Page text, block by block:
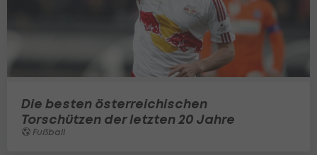
Die besten österreichischen
Torschützen der letzten 20 Jahre
Fußball